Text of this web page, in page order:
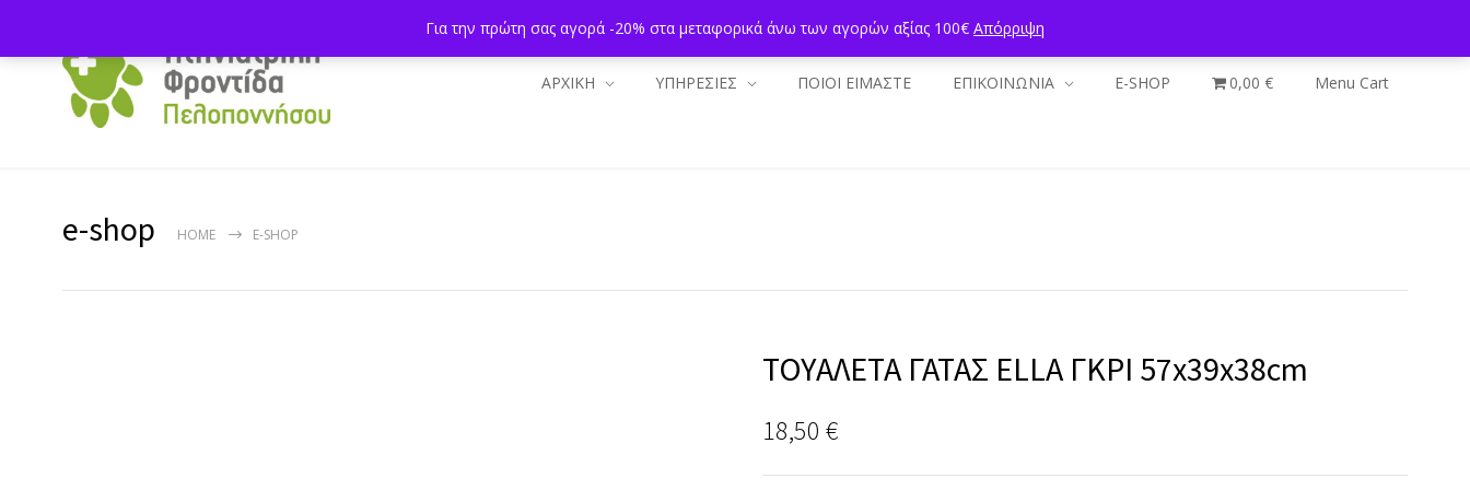
ΑΡΧΙΚΗ ΥΠΗΡΕΣΙΕΣ ΠΟΙΟΙ ΕΙΜΑΣΤΕ ΕΠΙΚΟΙΝΩΝΙΑ E-SHOP 0,00 € Menu Cart
e-shop HOME E-SHOP
ΤΟΥΑΛΕΤΑ ΓΑΤΑΣ ELLA ΓΚΡΙ 57x39x38cm
18,50 €
Για την πρώτη σας αγορά -20% στα μεταφορικά άνω των αγορών αξίας 100€ Απόρριψη